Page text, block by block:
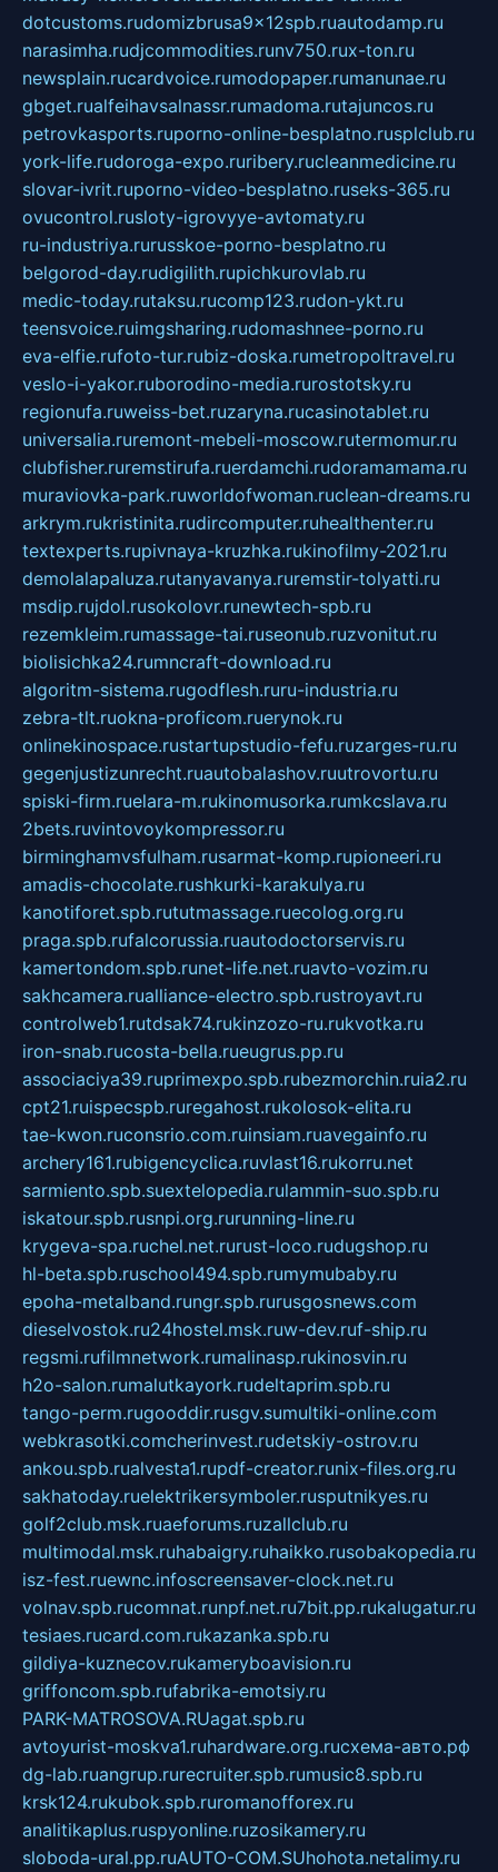
dotcustoms.rudomizbrusa9x12spb.ruautodamp.ru
narasimha.rudjcommodities.runv750.rux-ton.ru
newsplain.rucardvoice.rumodopaper.rumanunae.ru
gbget.rualfeihavsalnassr.rumadoma.rutajuncos.ru
petrovkasports.ruporno-online-besplatno.rusplclub.ru
york-life.rudoroga-expo.ruribery.rucleanmedicine.ru
slovar-ivrit.ruporno-video-besplatno.ruseks-365.ru
ovucontrol.rusloty-igrovyye-avtomaty.ru
ru-industriya.rurusskoe-porno-besplatno.ru
belgorod-day.rudigilith.rupichkurovlab.ru
medic-today.rutaksu.rucomp123.rudon-ykt.ru
teensvoice.ruimgsharing.rudomashnee-porno.ru
eva-elfie.rufoto-tur.rubiz-doska.rumetropoltravel.ru
veslo-i-yakor.ruborodino-media.rurostotsky.ru
regionufa.ruweiss-bet.ruzaryna.rucasinotablet.ru
universalia.ruremont-mebeli-moscow.rutermomur.ru
clubfisher.ruremstirufa.ruerdamchi.rudoramamama.ru
muraviovka-park.ruworldofwoman.ruclean-dreams.ru
arkrym.rukristinita.rudircomputer.ruhealthenter.ru
textexperts.rupivnaya-kruzhka.rukinofilmy-2021.ru
demolalapaluza.rutanyavanya.ruremstir-tolyatti.ru
msdip.rujdol.rusokolovr.runewtech-spb.ru
rezemkleim.rumassage-tai.ruseonub.ruzvonitut.ru
biolisichka24.rumncraft-download.ru
algoritm-sistema.rugodflesh.ruru-industria.ru
zebra-tlt.ruokna-proficom.ruerynok.ru
onlinekinospace.rustartupstudio-fefu.ruzarges-ru.ru
gegenjustizunrecht.ruautobalashov.ruutrovortu.ru
spiski-firm.ruelara-m.rukinomusorka.rumkcslava.ru
2bets.ruvintovoykompressor.ru
birminghamvsfulham.rusarmat-komp.rupioneeri.ru
amadis-chocolate.rushkurki-karakulya.ru
kanotiforet.spb.rututmassage.ruecolog.org.ru
praga.spb.rufalcorussia.ruautodoctorservis.ru
kamertondom.spb.runet-life.net.ruavto-vozim.ru
sakhcamera.rualliance-electro.spb.rustroyavt.ru
controlweb1.rutdsak74.rukinzozo-ru.rukvotka.ru
iron-snab.rucosta-bella.rueugrus.pp.ru
associaciya39.ruprimexpo.spb.rubezmorchin.ruia2.ru
cpt21.ruispecspb.ruregahost.rukolosok-elita.ru
tae-kwon.ruconsrio.com.ruinsiam.ruavegainfo.ru
archery161.rubigencyclica.ruvlast16.rukorru.net
sarmiento.spb.suextelopedia.rulammin-suo.spb.ru
iskatour.spb.rusnpi.org.rurunning-line.ru
krygeva-spa.ruchel.net.rurust-loco.rudugshop.ru
hl-beta.spb.ruschool494.spb.rumymubaby.ru
epoha-metalband.rungr.spb.rurusgosnews.com
dieselvostok.ru24hostel.msk.ruw-dev.ruf-ship.ru
regsmi.rufilmnetwork.rumalinasp.rukinosvin.ru
h2o-salon.rumalutkayork.rudeltaprim.spb.ru
tango-perm.rugooddir.rusgv.sumultiki-online.com
webkrasotki.comcherinvest.rudetskiy-ostrov.ru
ankou.spb.rualvesta1.rupdf-creator.runix-files.org.ru
sakhatoday.ruelektrikersymboler.rusputnikyes.ru
golf2club.msk.ruaeforums.ruzallclub.ru
multimodal.msk.ruhabaigry.ruhaikko.rusobakopedia.ru
isz-fest.ruewnc.infoscreensaver-clock.net.ru
volnav.spb.rucomnat.runpf.net.ru7bit.pp.rukalugatur.ru
tesiaes.rucard.com.rukazanka.spb.ru
gildiya-kuznecov.rukameryboavision.ru
griffoncom.spb.rufabrika-emotsiy.ru
PARK-MATROSOVA.RUagat.spb.ru
avtoyurist-moskva1.ruhardware.org.ruсхема-авто.рф
dg-lab.ruangrup.rurecruiter.spb.rumusic8.spb.ru
krsk124.rukubok.spb.ruromanofforex.ru
analitikaplus.ruspyonline.ruzosikamery.ru
sloboda-ural.pp.ruAUTO-COM.SUhohota.netalimy.ru